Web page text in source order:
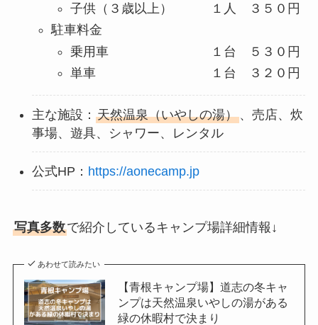
子供（３歳以上） １人 ３５０円
駐車料金
乗用車 １台 ５３０円
単車 １台 ３２０円
主な施設： 天然温泉（いやしの湯）、売店、炊
事場、遊具、シャワー、レンタル
公式HP： https://aonecamp.jp
写真多数で紹介しているキャンプ場詳細情報↓
あわせて読みたい
【青根キャンプ場】道志の冬キャ
ンプは天然温泉いやしの湯がある
緑の休暇村で決まり